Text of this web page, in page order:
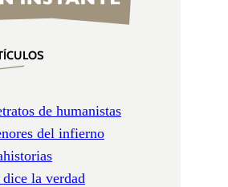
de humanistas
del infierno
la verdad